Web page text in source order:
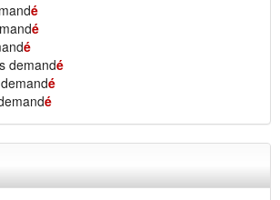
é
é
é
demandé
é
é